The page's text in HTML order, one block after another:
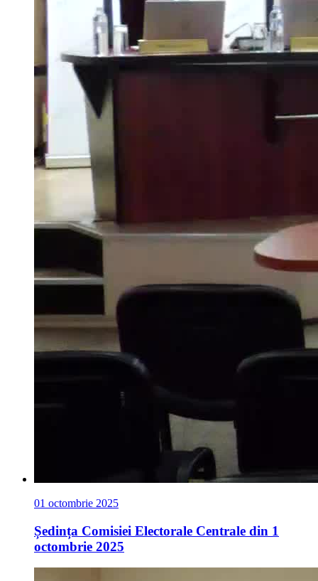
01 octombrie 2025
Ședința Comisiei Electorale Centrale din 1
octombrie 2025